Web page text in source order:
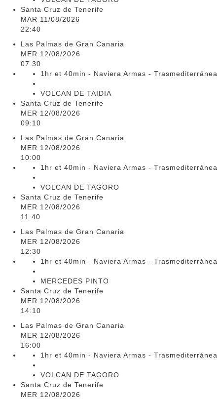
Santa Cruz de Tenerife
MAR 11/08/2026
22:40
Las Palmas de Gran Canaria
MER 12/08/2026
07:30
1hr et 40min - Naviera Armas - Trasmediterránea
VOLCAN DE TAIDIA
Santa Cruz de Tenerife
MER 12/08/2026
09:10
Las Palmas de Gran Canaria
MER 12/08/2026
10:00
1hr et 40min - Naviera Armas - Trasmediterránea
VOLCAN DE TAGORO
Santa Cruz de Tenerife
MER 12/08/2026
11:40
Las Palmas de Gran Canaria
MER 12/08/2026
12:30
1hr et 40min - Naviera Armas - Trasmediterránea
MERCEDES PINTO
Santa Cruz de Tenerife
MER 12/08/2026
14:10
Las Palmas de Gran Canaria
MER 12/08/2026
16:00
1hr et 40min - Naviera Armas - Trasmediterránea
VOLCAN DE TAGORO
Santa Cruz de Tenerife
MER 12/08/2026